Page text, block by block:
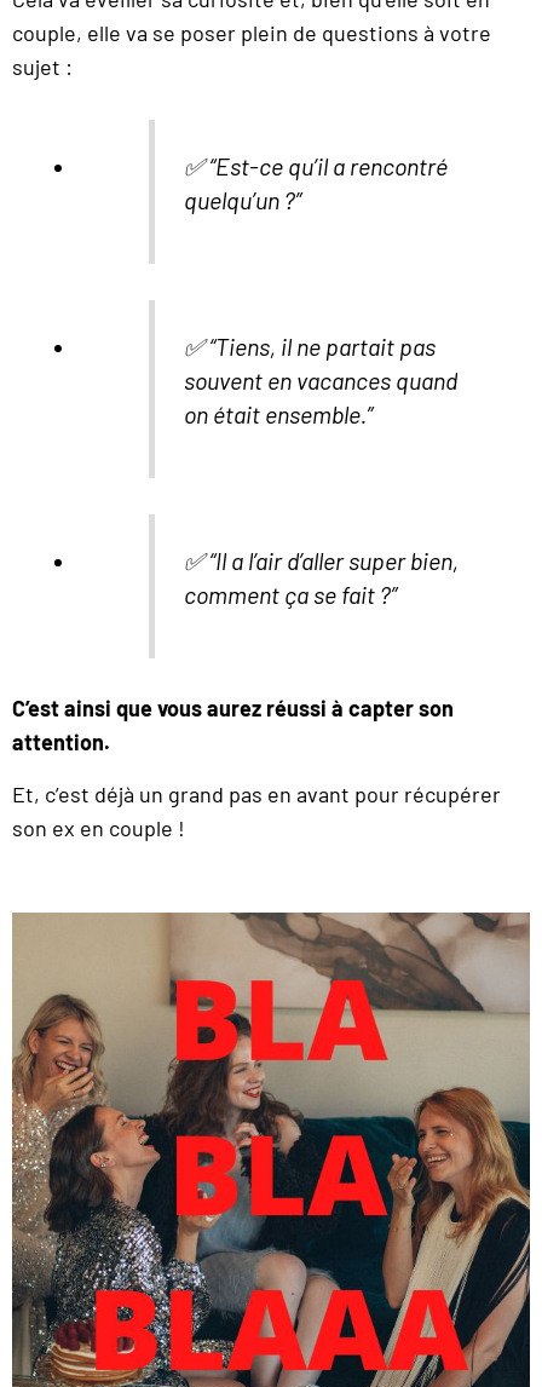
couple, elle va se poser plein de questions à votre
sujet :
✅ “Est-ce qu’il a rencontré
quelqu’un ?”
✅ “Tiens, il ne partait pas
souvent en vacances quand
on était ensemble.”
✅ “Il a l’air d’aller super bien,
comment ça se fait ?”
C’est ainsi que vous aurez réussi à capter son
attention.
Et, c’est déjà un grand pas en avant pour récupérer
son ex en couple !